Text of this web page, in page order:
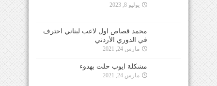
يوليو 8, 2023
محمد قصاص اول لاعب لبناني احترف
في الدوري الأردني
مارس 24, 2021
مشكلة ايوب حلت بهدوء
مارس 24, 2021